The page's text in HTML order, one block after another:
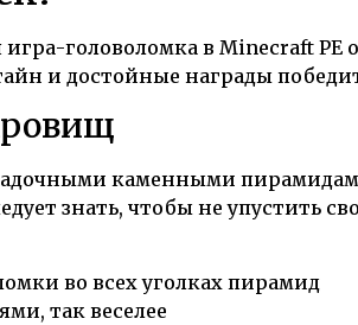
головоломка в Minecraft
и достойные награды
каменными
знать, чтобы не упустить
во всех уголках пирамид
так веселее